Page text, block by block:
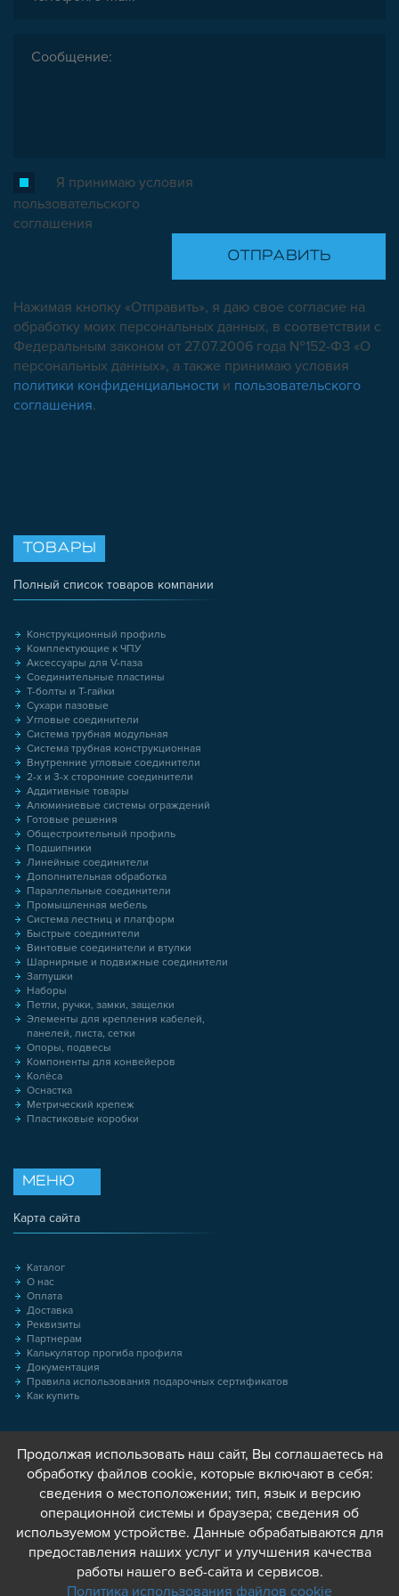
Я принимаю условия
пользовательского
соглашения
Нажимая кнопку «Отправить», я даю свое согласие на
обработку моих персональных данных, в соответствии с
Федеральным законом от 27.07.2006 года №152-ФЗ «О
персональных данных», а также принимаю условия
политики конфиденциальности и пользовательского
соглашения.
ТОВАРЫ
Полный список товаров компании
Конструкционный профиль
Комплектующие к ЧПУ
Аксессуары для V-паза
Соединительные пластины
Т-болты и Т-гайки
Сухари пазовые
Угловые соединители
Система трубная модульная
Система трубная конструкционная
Внутренние угловые соединители
2-х и 3-х сторонние соединители
Аддитивные товары
Алюминиевые системы ограждений
Готовые решения
Общестроительный профиль
Подшипники
Линейные соединители
Дополнительная обработка
Параллельные соединители
Промышленная мебель
Система лестниц и платформ
Быстрые соединители
Винтовые соединители и втулки
Шарнирные и подвижные соединители
Заглушки
Наборы
Петли, ручки, замки, защелки
Элементы для крепления кабелей,
панелей, листа, сетки
Опоры, подвесы
Компоненты для конвейеров
Колёса
Оснастка
Метрический крепеж
Пластиковые коробки
МЕНЮ
Карта сайта
Каталог
О нас
Оплата
Доставка
Реквизиты
Партнерам
Калькулятор прогиба профиля
Документация
Правила использования подарочных сертификатов
Как купить
Продолжая использовать наш сайт, Вы соглашаетесь на
обработку файлов cookie, которые включают в себя:
сведения о местоположении; тип, язык и версию
операционной системы и браузера; сведения об
используемом устройстве. Данные обрабатываются для
предоставления наших услуг и улучшения качества
работы нашего веб-сайта и сервисов.
Политика использования файлов cookie